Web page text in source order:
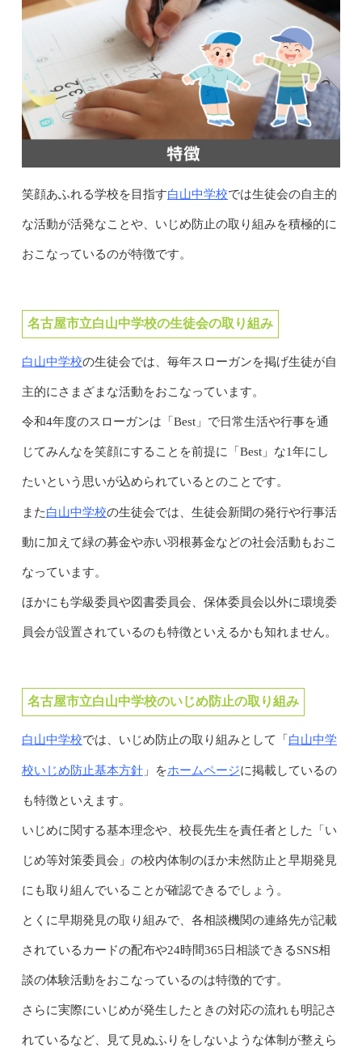
笑顔あふれる学校を目指す白山中学校では生徒会の自主的
な活動が活発なことや、いじめ防止の取り組みを積極的に
おこなっているのが特徴です。
名古屋市立白山中学校の生徒会の取り組み
白山中学校の生徒会では、毎年スローガンを掲げ生徒が自
主的にさまざまな活動をおこなっています。
令和4年度のスローガンは「Best」で日常生活や行事を通
じてみんなを笑顔にすることを前提に「Best」な1年にし
たいという思いが込められているとのことです。
また白山中学校の生徒会では、生徒会新聞の発行や行事活
動に加えて緑の募金や赤い羽根募金などの社会活動もおこ
なっています。
ほかにも学級委員や図書委員会、保体委員会以外に環境委
員会が設置されているのも特徴といえるかも知れません。
名古屋市立白山中学校のいじめ防止の取り組み
白山中学校では、いじめ防止の取り組みとして「 白山中学
校いじめ防止基本方針」をホームページに掲載しているの
も特徴といえます。
いじめに関する基本理念や、校長先生を責任者とした「い
じめ等対策委員会」の校内体制のほか未然防止と早期発見
にも取り組んでいることが確認できるでしょう。
とくに早期発見の取り組みで、各相談機関の連絡先が記載
されているカードの配布や24時間365日相談できるSNS相
談の体験活動をおこなっているのは特徴的です。
さらに実際にいじめが発生したときの対応の流れも明記さ
れているなど、見て見ぬふりをしないような体制が整えら